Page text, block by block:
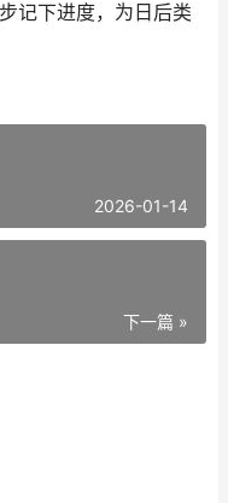
记下进度，为日后类
2026-01-14
下一篇 »